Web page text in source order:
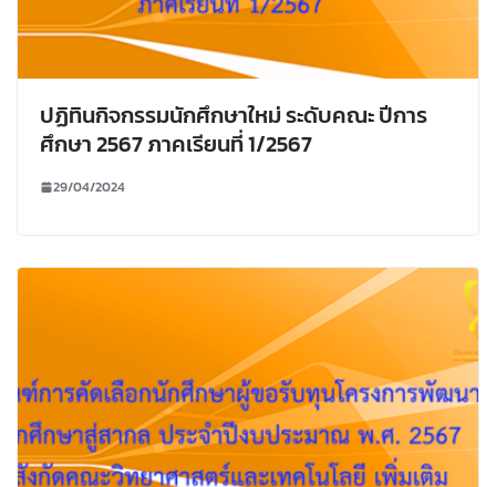
ปฏิทินกิจกรรมนักศึกษาใหม่ ระดับคณะ ปีการ
ศึกษา 2567 ภาคเรียนที่ 1/2567
29/04/2024